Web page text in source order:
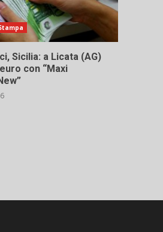
Sicilia: a Licata (AG)
con “Maxi